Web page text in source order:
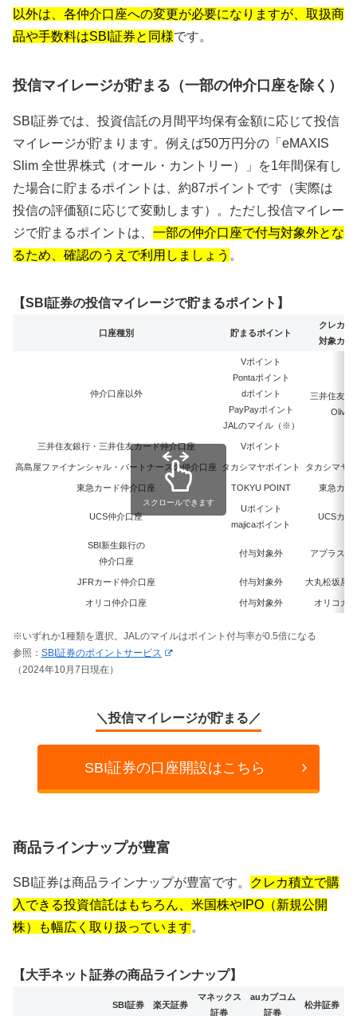
以外は、各仲介口座への変更が必要になりますが、取扱商
品や手数料はSBI証券と同様です。
投信マイレージが貯まる（一部の仲介口座を除く）
SBI証券では、投資信託の月間平均保有金額に応じて投信
マイレージが貯まります。例えば50万円分の「eMAXIS
Slim 全世界株式（オール・カントリー）」を1年間保有し
た場合に貯まるポイントは、約87ポイントです（実際は
投信の評価額に応じて変動します）。ただし投信マイレー
ジで貯まるポイントは、 一部の仲介口座で付与対象外とな
るため、確認のうえで利用しましょう 。
【SBI証券の投信マイレージで貯まるポイント】
口座種別 貯まるポイント
クレカ積
対象カー
仲介口座以外
Vポイント
Pontaポイント
dポイント
PayPayポイント
JALのマイル（※）
三井住友カ
Olive
三井住友銀行・三井住友カード仲介口座 Vポイント
高島屋ファイナンシャル・パートナーズの仲介口座 タカシマヤポイント タカシマヤ
東急カード仲介口座 TOKYU POINT 東急カー
UCS仲介口座
Uポイント
majicaポイント
UCSカー
SBI新生銀行の
仲介口座
付与対象外 アプラスカ
JFRカード仲介口座 付与対象外 大丸松坂屋
オリコ仲介口座 付与対象外 オリコカ
スクロールできます
※いずれか1種類を選択。JALのマイルはポイント付与率が0.5倍になる
参照： SBI証券のポイントサービス
（2024年10月7日現在）
＼投信マイレージが貯まる／
SBI証券の口座開設はこちら
商品ラインナップが豊富
SBI証券は商品ラインナップが豊富です。
クレカ積立で購
入できる投資信託はもちろん、米国株やIPO（新規公開
株）も幅広く取り扱っています。
【大手ネット証券の商品ラインナップ】
SBI証券 楽天証券
マネックス
証券
auカブコム
証券
松井証券